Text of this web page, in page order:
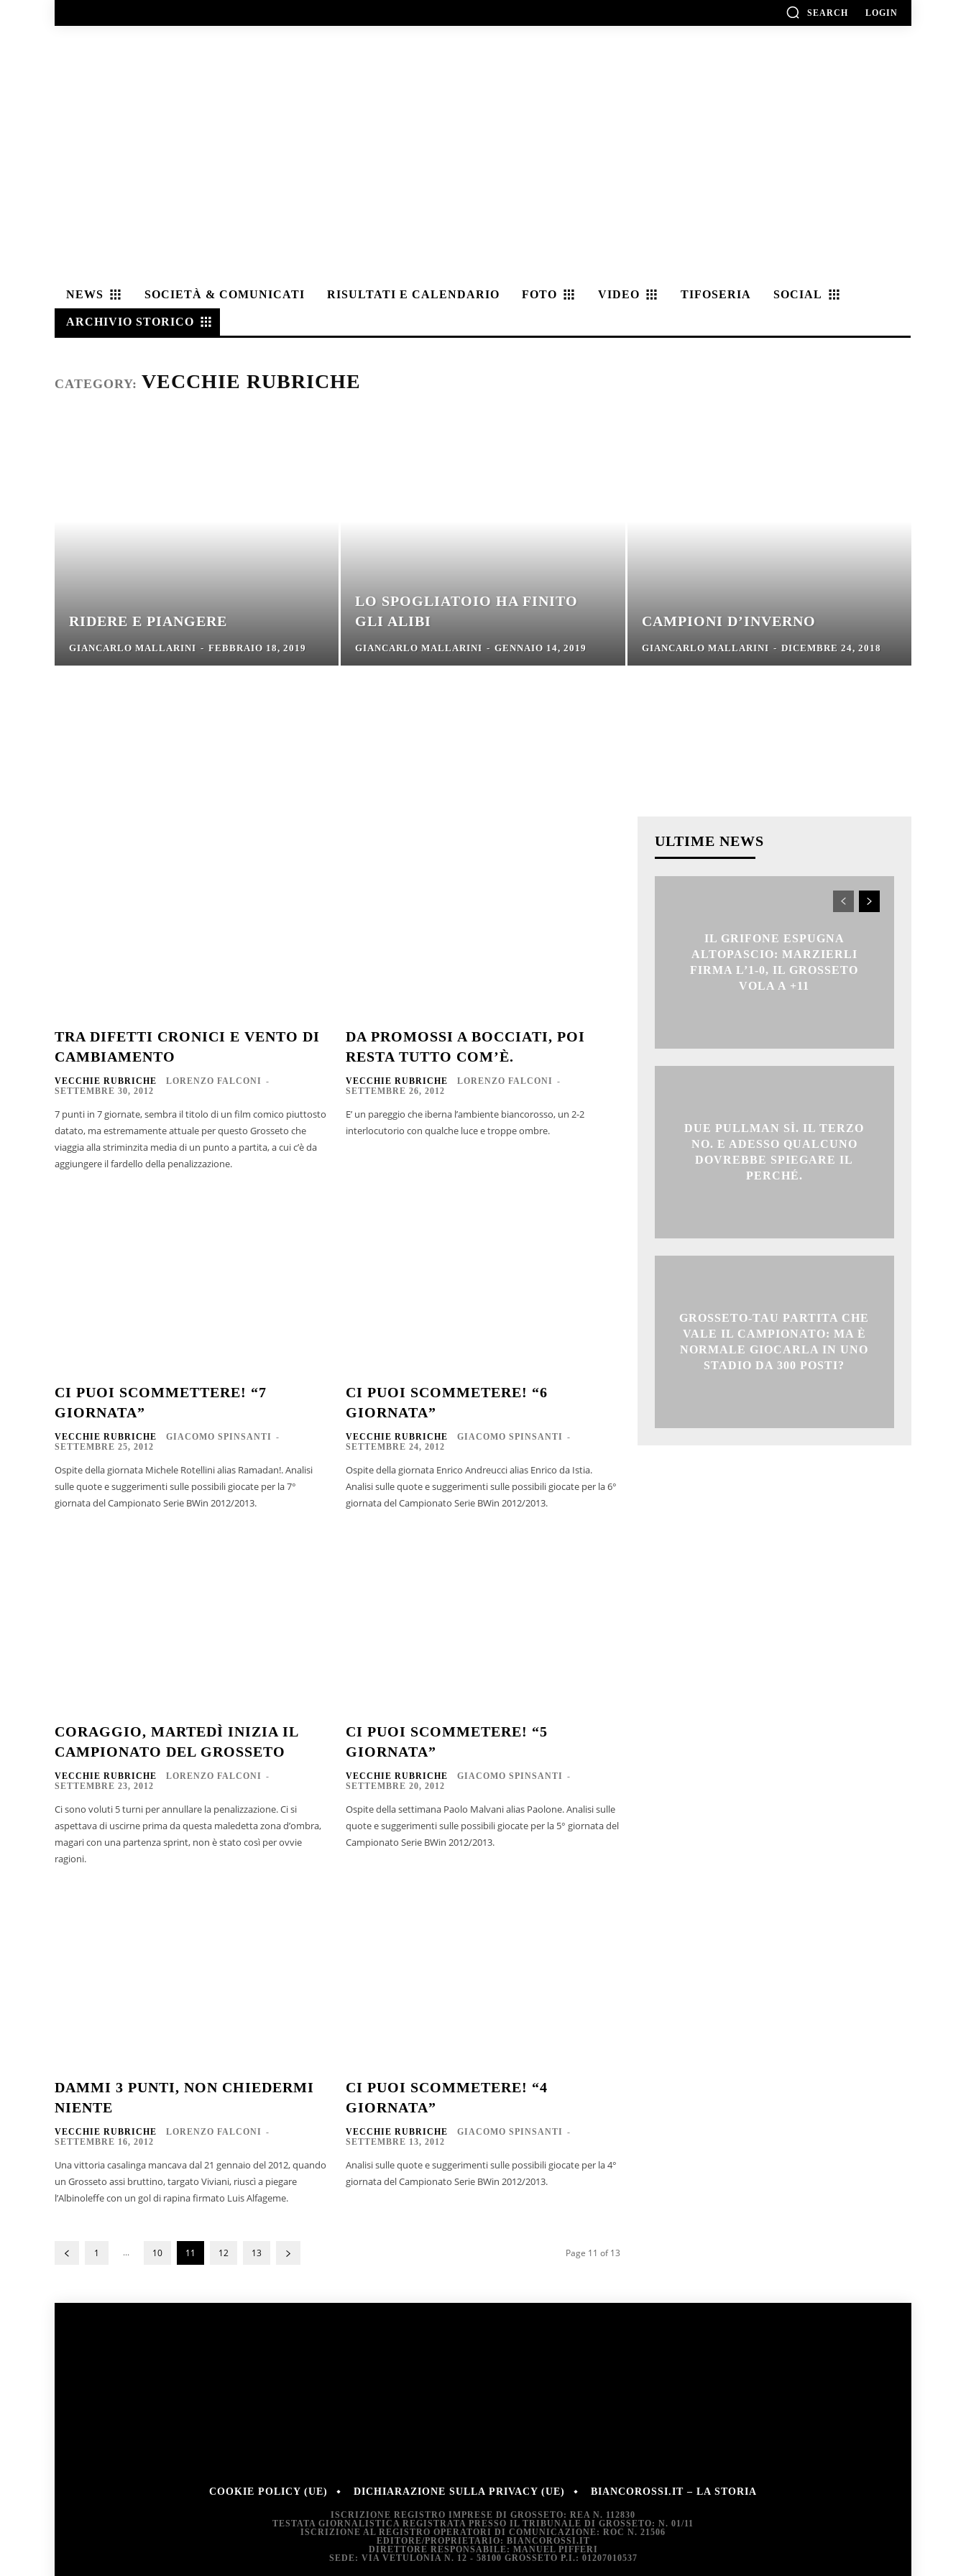
SEARCH LOGIN
NEWS SOCIETÀ & COMUNICATI RISULTATI E CALENDARIO FOTO VIDEO TIFOSERIA SOCIAL
ARCHIVIO STORICO
CATEGORY: VECCHIE RUBRICHE
RIDERE E PIANGERE
GIANCARLO MALLARINI - FEBBRAIO 18, 2019
LO SPOGLIATOIO HA FINITO
GLI ALIBI
GIANCARLO MALLARINI - GENNAIO 14, 2019
CAMPIONI D’INVERNO
GIANCARLO MALLARINI - DICEMBRE 24, 2018
TRA DIFETTI CRONICI E VENTO DI
CAMBIAMENTO
VECCHIE RUBRICHE LORENZO FALCONI -
SETTEMBRE 30, 2012
7 punti in 7 giornate, sembra il titolo di un film comico piuttosto
datato, ma estremamente attuale per questo Grosseto che
viaggia alla striminzita media di un punto a partita, a cui c’è da
aggiungere il fardello della penalizzazione.
DA PROMOSSI A BOCCIATI, POI
RESTA TUTTO COM’È.
VECCHIE RUBRICHE LORENZO FALCONI -
SETTEMBRE 26, 2012
E’ un pareggio che iberna l’ambiente biancorosso, un 2-2
interlocutorio con qualche luce e troppe ombre.
CI PUOI SCOMMETTERE! “7
GIORNATA”
VECCHIE RUBRICHE GIACOMO SPINSANTI -
SETTEMBRE 25, 2012
Ospite della giornata Michele Rotellini alias Ramadan!. Analisi
sulle quote e suggerimenti sulle possibili giocate per la 7°
giornata del Campionato Serie BWin 2012/2013.
CI PUOI SCOMMETERE! “6
GIORNATA”
VECCHIE RUBRICHE GIACOMO SPINSANTI -
SETTEMBRE 24, 2012
Ospite della giornata Enrico Andreucci alias Enrico da Istia.
Analisi sulle quote e suggerimenti sulle possibili giocate per la 6°
giornata del Campionato Serie BWin 2012/2013.
CORAGGIO, MARTEDÌ INIZIA IL
CAMPIONATO DEL GROSSETO
VECCHIE RUBRICHE LORENZO FALCONI -
SETTEMBRE 23, 2012
Ci sono voluti 5 turni per annullare la penalizzazione. Ci si
aspettava di uscirne prima da questa maledetta zona d’ombra,
magari con una partenza sprint, non è stato così per ovvie
ragioni.
CI PUOI SCOMMETERE! “5
GIORNATA”
VECCHIE RUBRICHE GIACOMO SPINSANTI -
SETTEMBRE 20, 2012
Ospite della settimana Paolo Malvani alias Paolone. Analisi sulle
quote e suggerimenti sulle possibili giocate per la 5° giornata del
Campionato Serie BWin 2012/2013.
DAMMI 3 PUNTI, NON CHIEDERMI
NIENTE
VECCHIE RUBRICHE LORENZO FALCONI -
SETTEMBRE 16, 2012
Una vittoria casalinga mancava dal 21 gennaio del 2012, quando
un Grosseto assi bruttino, targato Viviani, riuscì a piegare
l’Albinoleffe con un gol di rapina firmato Luis Alfageme.
CI PUOI SCOMMETERE! “4
GIORNATA”
VECCHIE RUBRICHE GIACOMO SPINSANTI -
SETTEMBRE 13, 2012
Analisi sulle quote e suggerimenti sulle possibili giocate per la 4°
giornata del Campionato Serie BWin 2012/2013.
1 ... 10 11 12 13 Page 11 of 13
ULTIME NEWS
IL GRIFONE ESPUGNA
ALTOPASCIO: MARZIERLI
FIRMA L’1-0, IL GROSSETO
VOLA A +11
DUE PULLMAN SÌ. IL TERZO
NO. E ADESSO QUALCUNO
DOVREBBE SPIEGARE IL
PERCHÉ.
GROSSETO-TAU PARTITA CHE
VALE IL CAMPIONATO: MA È
NORMALE GIOCARLA IN UNO
STADIO DA 300 POSTI?
COOKIE POLICY (UE) DICHIARAZIONE SULLA PRIVACY (UE) BIANCOROSSI.IT – LA STORIA
ISCRIZIONE REGISTRO IMPRESE DI GROSSETO: REA N. 112830
TESTATA GIORNALISTICA REGISTRATA PRESSO IL TRIBUNALE DI GROSSETO: N. 01/11
ISCRIZIONE AL REGISTRO OPERATORI DI COMUNICAZIONE: ROC N. 21506
EDITORE/PROPRIETARIO: BIANCOROSSI.IT
DIRETTORE RESPONSABILE: MANUEL PIFFERI
SEDE: VIA VETULONIA N. 12 - 58100 GROSSETO P.I.: 01207010537